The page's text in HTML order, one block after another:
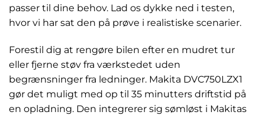
passer til dine behov. Lad os dykke ned i testen,
hvor vi har sat den på prøve i realistiske scenarier.
Forestil dig at rengøre bilen efter en mudret tur
eller fjerne støv fra værkstedet uden
begrænsninger fra ledninger. Makita DVC750LZX1
gør det muligt med op til 35 minutters driftstid på
en opladning. Den integrerer sig sømløst i Makitas